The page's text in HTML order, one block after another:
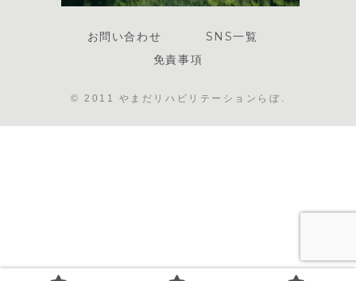
お問い合わせ
SNS一覧
免責事項
© 2011 やまだリハビリテーションらぼ.